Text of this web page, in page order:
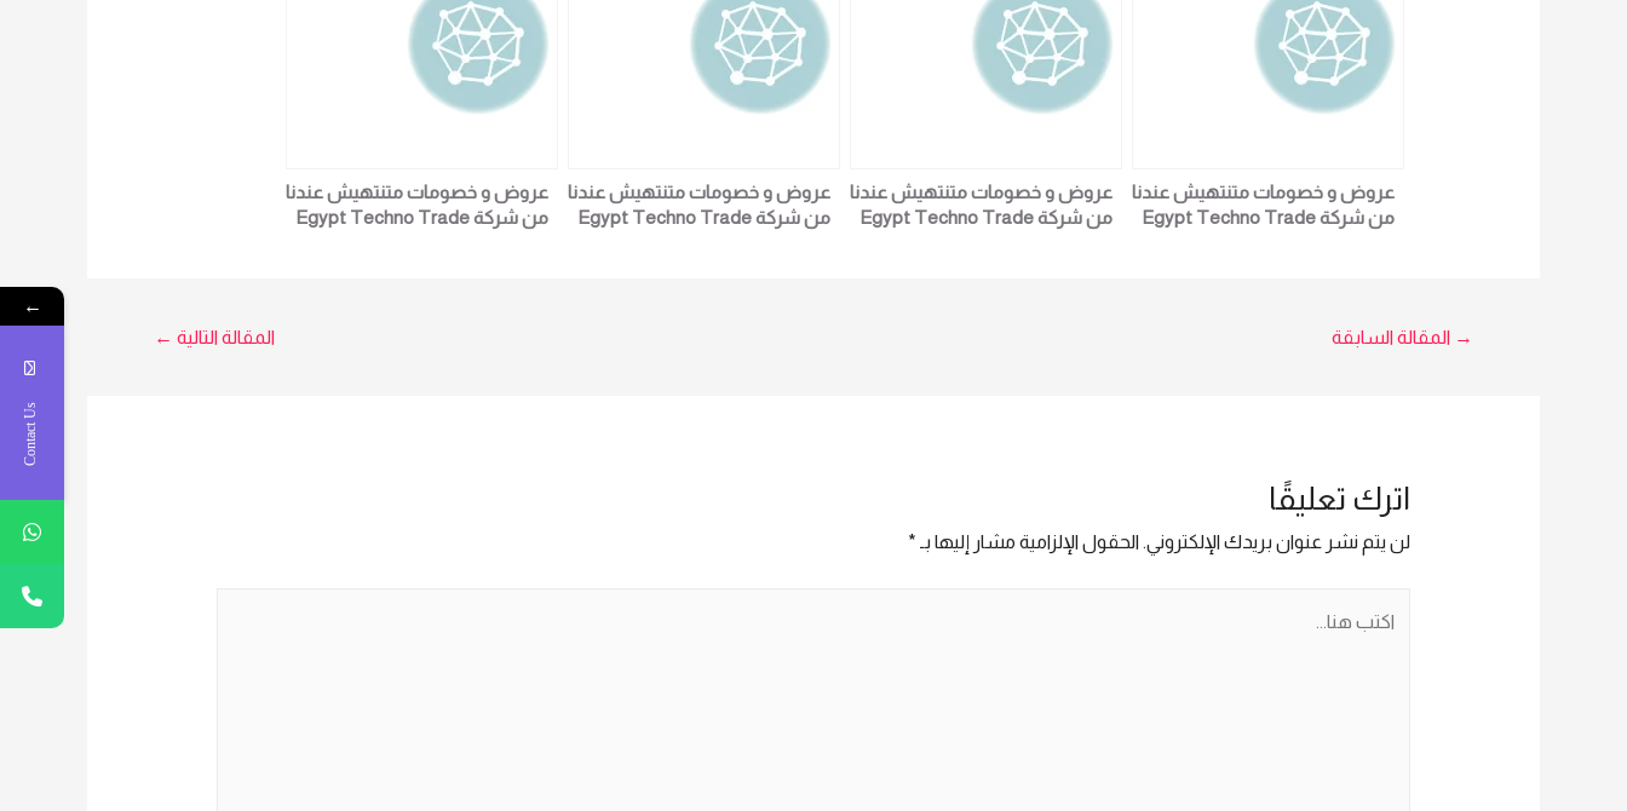
عروض و خصومات متنتهيش عندنا
من شركة Egypt Techno Trade
عروض و خصومات متنتهيش عندنا
من شركة Egypt Techno Trade
عروض و خصومات متنتهيش عندنا
من شركة Egypt Techno Trade
عروض و خصومات متنتهيش عندنا
من شركة Egypt Techno Trade
تصفّح
→ المقالة السابقة المقالة التالية ←
اترك تعليقًا
لن يتم نشر عنوان بريدك الإلكتروني. الحقول الإلزامية مشار إليها بـ *
←
Contact Us